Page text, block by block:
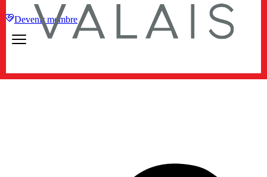
Devenir membre